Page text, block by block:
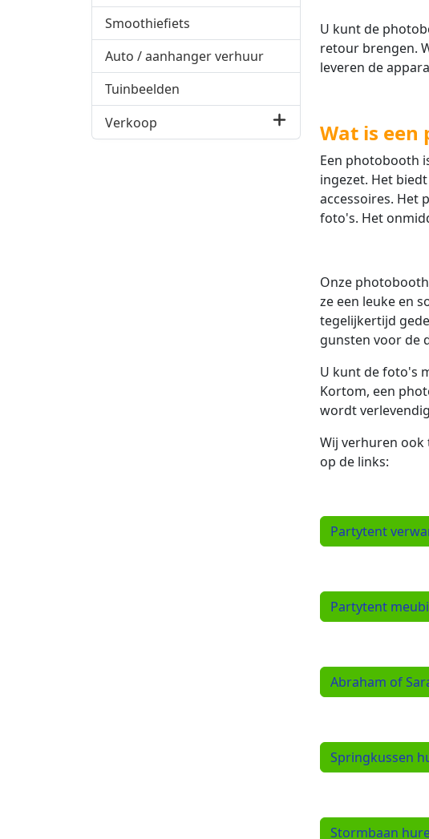
Smoothiefiets
Auto / aanhanger verhuur
Tuinbeelden
Verkoop
U kunt de
retour brengen.
leveren de
Wat is een
Een photobooth
ingezet. Het
accessoires. Het
foto's. Het
Onze
ze een leuke en
tegelijkertijd
gunsten voor de
U kunt de foto's
Kortom, een
wordt
Wij verhuren
op de links:
Partytent
Partytent
Abraham of
Springkussen
Stormbaan